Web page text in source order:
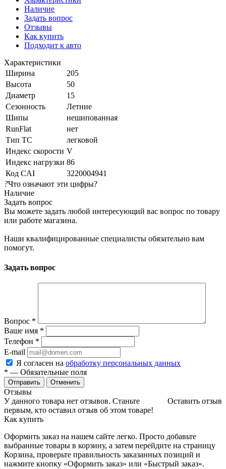
Наличие
Задать вопрос
Отзывы
Как купить
Подходит к авто
Характеристики
Ширина
205
Высота
50
Диаметр
15
Сезонность
Летние
Шипы
нешипованная
RunFlat
нет
Тип ТС
легковой
Индекс скорости V
Индекс нагрузки 86
Код CAI
3220004941
?Что означают эти цифры?
Наличие
Задать вопрос
Вы можете задать любой интересующий вас вопрос по товару
или работе магазина.
Наши квалифицированные специалисты обязательно вам
помогут.
Задать вопрос
Вопрос *
Ваше имя *
Телефон *
E-mail
Я согласен на обработку персональных данных
* — Обязательные поля
Отменить
Отзывы
Оставить отзыв
У данного товара нет отзывов. Станьте
первым, кто оставил отзыв об этом товаре!
Как купить
Оформить заказ на нашем сайте легко. Просто добавьте
выбранные товары в корзину, а затем перейдите на страницу
Корзина, проверьте правильность заказанных позиций и
нажмите кнопку «Оформить заказ» или «Быстрый заказ».